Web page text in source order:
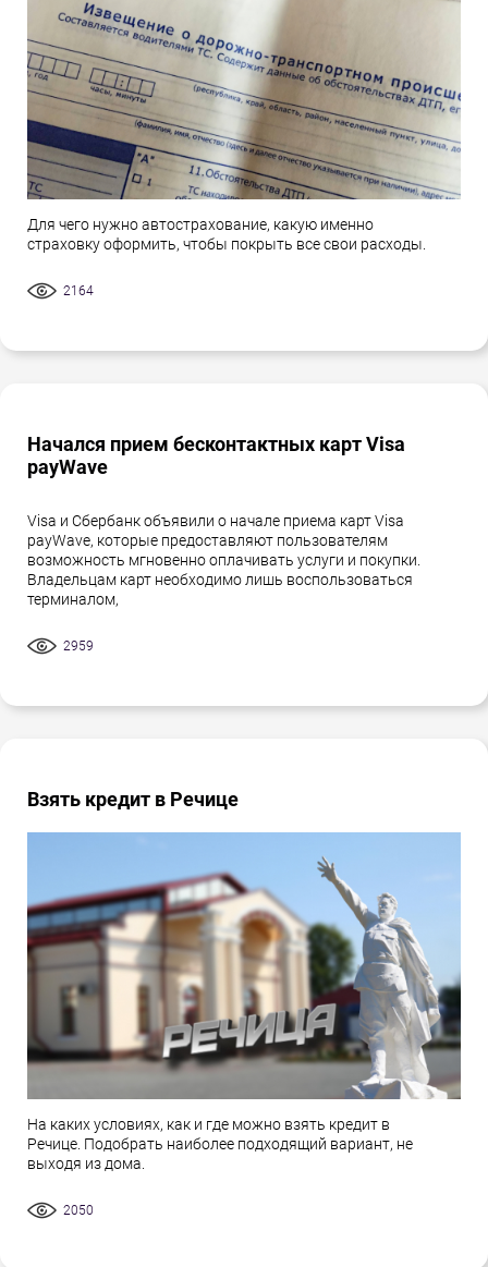
Для чего нужно автострахование, какую именно
страховку оформить, чтобы покрыть все свои расходы.
2164
Начался прием бесконтактных карт Visa
payWave
Visa и Сбербанк объявили о начале приема карт Visa
payWave, которые предоставляют пользователям
возможность мгновенно оплачивать услуги и покупки.
Владельцам карт необходимо лишь воспользоваться
терминалом,
2959
Взять кредит в Речице
На каких условиях, как и где можно взять кредит в
Речице. Подобрать наиболее подходящий вариант, не
выходя из дома.
2050